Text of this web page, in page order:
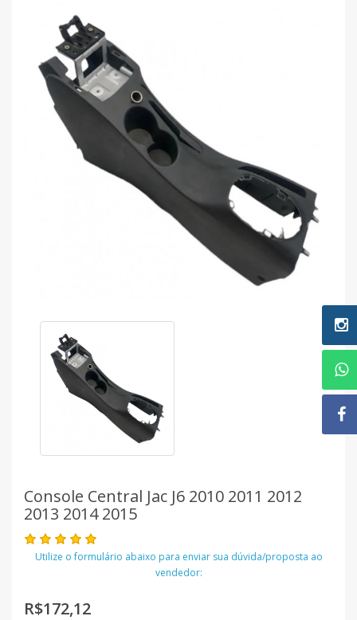
Console Central Jac J6 2010 2011 2012
2013 2014 2015
Utilize o formulário abaixo para enviar sua dúvida/proposta ao
vendedor:
R$172,12